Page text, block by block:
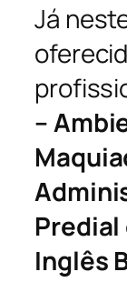
Já
–
Predial
Inglês